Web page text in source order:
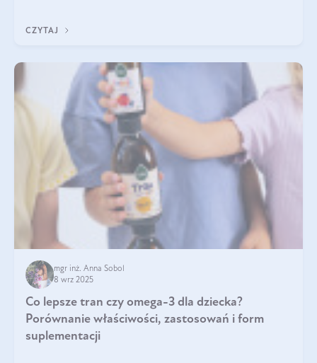
suplementować jesienią i zimą?
CZYTAJ
mgr inż. Anna Sobol
8 wrz 2025
Co lepsze tran czy omega-3 dla dziecka?
Porównanie właściwości, zastosowań i form
suplementacji